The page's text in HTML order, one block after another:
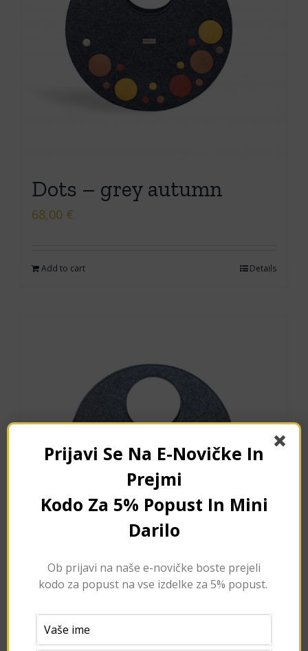
Dots – grey autumn
68,00 €
Add to cart Details
Dots – grey leaflets
68,00€
Prijavi Se Na E-Novičke In
Prejmi
Kodo Za 5% Popust In Mini
Darilo
Ob prijavi na naše e-novičke boste prejeli
kodo za popust na vse izdelke za 5% popust.